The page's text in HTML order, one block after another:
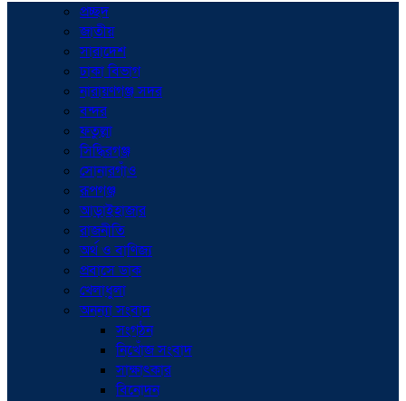
প্রচ্ছদ
জাতীয়
সারাদেশ
ঢাকা বিভাগ
নারায়ণগঞ্জ সদর
বন্দর
ফতুল্লা
সিদ্ধিরগঞ্জ
সোনারগাঁও
রূপগঞ্জ
আড়াইহাজার
রাজনীতি
অর্থ ও বাণিজ্য
প্রবাসে ডাক
খেলাধুলা
অনন্যা সংবাদ
সংগঠন
নিখোঁজ সংবাদ
সাক্ষাৎকার
বিনোদন